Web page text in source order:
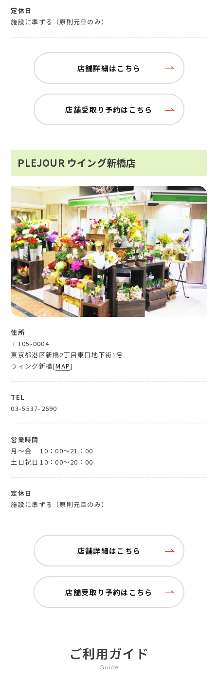
定休日
施設に準ずる（原則元旦のみ）
店舗詳細はこちら
店舗受取り予約はこちら
PLEJOUR ウイング新橋店
住所
〒105-0004
東京都港区新橋2丁目東口地下街1号
ウィング新橋[MAP]
TEL
03-5537-2690
営業時間
月～金
10：00～21：00
土日祝日 10：00～20：00
定休日
施設に準ずる（原則元旦のみ）
店舗詳細はこちら
店舗受取り予約はこちら
ご利用ガイド
Guide